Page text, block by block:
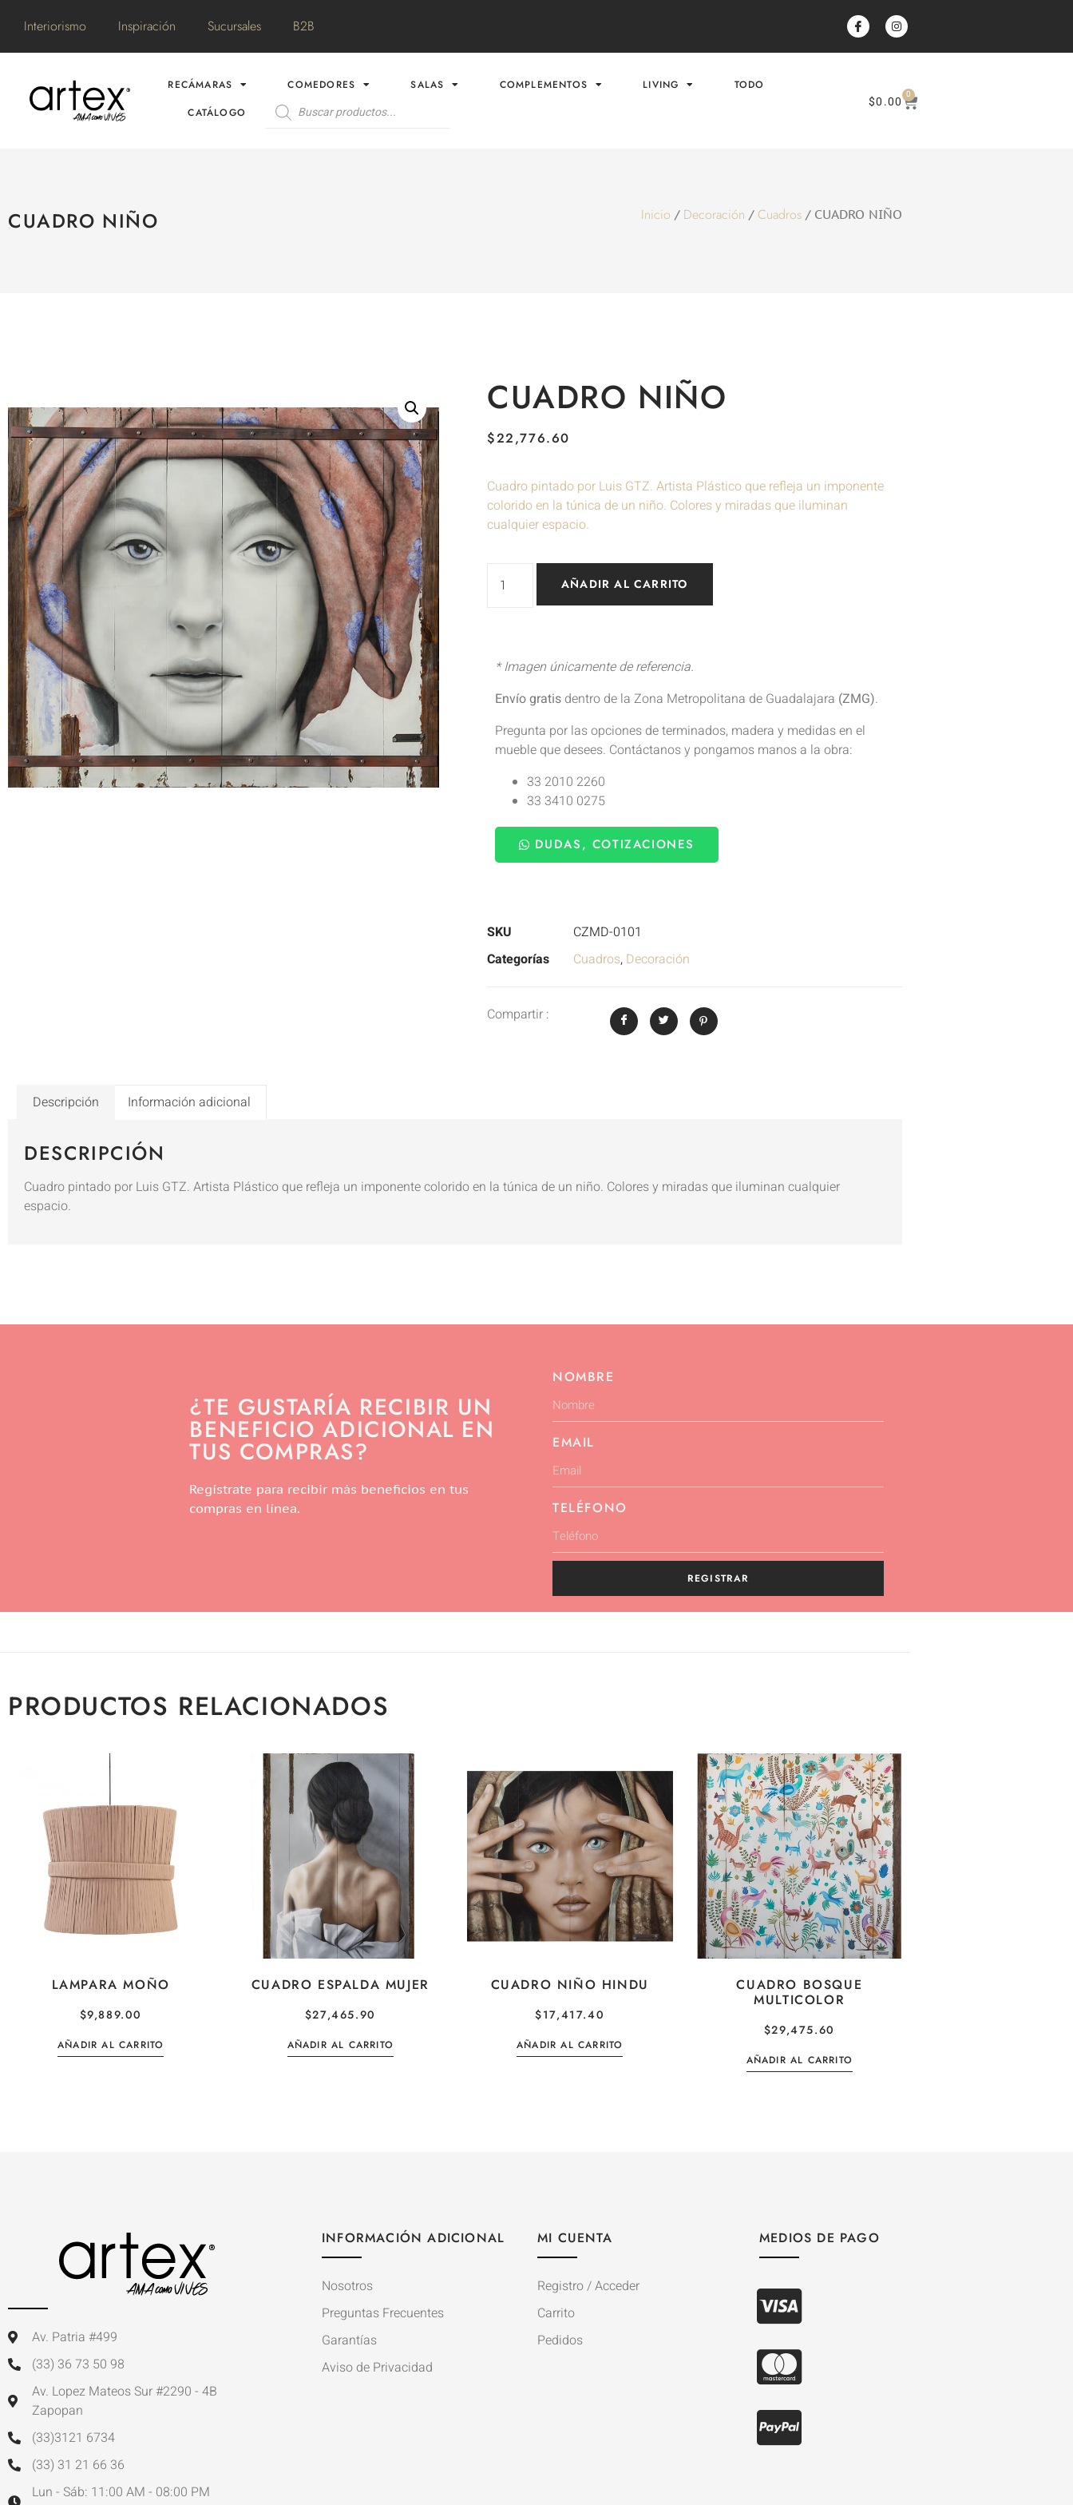
Interiorismo Inspiración Sucursales B2B
RECÁMARAS COMEDORES SALAS COMPLEMENTOS LIVING
TODO
CATÁLOGO
$0.00 0
CUADRO NIÑO Inicio / Decoración / Cuadros / CUADRO NIÑO
CUADRO NIÑO
$22,776.60
Cuadro pintado por Luis GTZ. Artista Plástico que refleja un imponente
colorido en la túnica de un niño. Colores y miradas que iluminan
cualquier espacio.
AÑADIR AL CARRITO
* Imagen únicamente de referencia.
Envío gratis dentro de la Zona Metropolitana de Guadalajara (ZMG).
Pregunta por las opciones de terminados, madera y medidas en el
mueble que desees. Contáctanos y pongamos manos a la obra:
33 2010 2260
33 3410 0275
DUDAS, COTIZACIONES
SKU
CZMD-0101
Categorías
Cuadros, Decoración
Compartir :
Descripción Información adicional
DESCRIPCIÓN
Cuadro pintado por Luis GTZ. Artista Plástico que refleja un imponente colorido en la túnica de un niño. Colores y miradas que iluminan cualquier
espacio.
¿TE GUSTARÍA RECIBIR UN
BENEFICIO ADICIONAL EN
TUS COMPRAS?
Regístrate para recibir más beneficios en tus
compras en línea.
NOMBRE
EMAIL
TELÉFONO
REGISTRAR
PRODUCTOS RELACIONADOS
LAMPARA MOÑO
$9,889.00
AÑADIR AL CARRITO
CUADRO ESPALDA MUJER
$27,465.90
AÑADIR AL CARRITO
CUADRO NIÑO HINDU
$17,417.40
AÑADIR AL CARRITO
CUADRO BOSQUE
MULTICOLOR
$29,475.60
AÑADIR AL CARRITO
Av. Patria #499
(33) 36 73 50 98
Av. Lopez Mateos Sur #2290 - 4B
Zapopan
(33)3121 6734
(33) 31 21 66 36
Lun - Sáb: 11:00 AM - 08:00 PM
INFORMACIÓN ADICIONAL
Nosotros
Preguntas Frecuentes
Garantías
Aviso de Privacidad
MI CUENTA
Registro / Acceder
Carrito
Pedidos
MEDIOS DE PAGO